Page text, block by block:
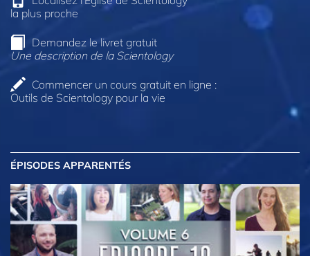
la plus proche
Demandez le livret gratuit
Une description de la Scientology
Commencer un cours gratuit en ligne :
Outils de Scientology pour la vie
ÉPISODES APPARENTÉS